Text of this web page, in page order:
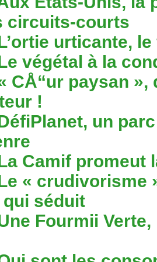
circuits-courts
urticante,
végétal à la
CÅ“ur paysan
!
un
Camif promeut
« crudivorisme
séduit
Fourmii